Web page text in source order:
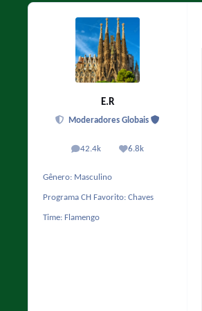
E.R
Moderadores Globais
42.4k
posts 6.8k
Reputação
Gênero: Masculino
Programa CH Favorito: Chaves
Time: Flamengo